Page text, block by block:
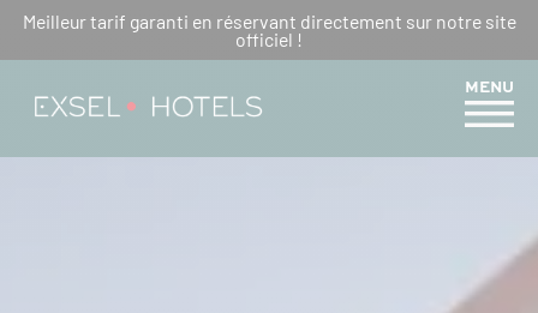
Meilleur tarif garanti en réservant directement sur notre site
officiel !
MENU
CHANGEMENT D’IDENTITÉ :
MERCURE CRÉOLIA DEVIENT
EXSEL CRÉOLIA